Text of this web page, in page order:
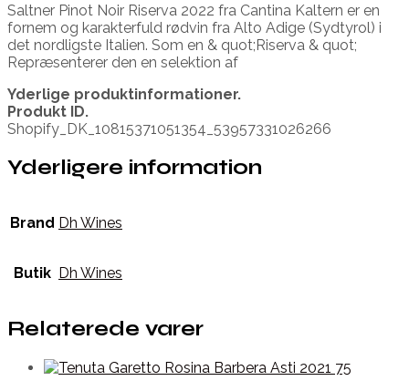
Saltner Pinot Noir Riserva 2022 fra Cantina Kaltern er en
fornem og karakterfuld rødvin fra Alto Adige (Sydtyrol) i
det nordligste Italien. Som en & quot;Riserva & quot;
Repræsenterer den en selektion af
Yderlige produktinformationer.
Produkt ID.
Shopify_DK_10815371051354_53957331026266
Yderligere information
Brand Dh Wines
Butik Dh Wines
Relaterede varer